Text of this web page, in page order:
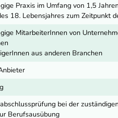
Praxis im Umfang von 1,5
18. Lebensjahres zum Zeitpunkt
MitarbeiterInnen von
aus anderen Branchen
bei der
Berufsausübung